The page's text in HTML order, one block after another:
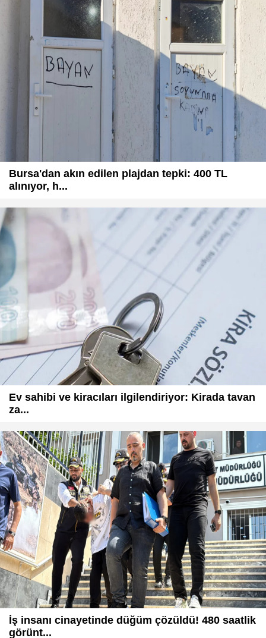
Bursa'dan akın edilen plajdan tepki: 400 TL
alınıyor, h...
Ev sahibi ve kiracıları ilgilendiriyor: Kirada tavan
za...
İş insanı cinayetinde düğüm çözüldü! 480 saatlik
görünt...